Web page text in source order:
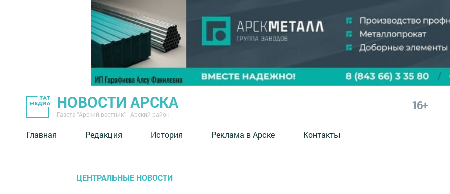
НОВОСТИ АРСКА
Газета "Арский вестник" - Арский район
16+
Главная Редакция История Реклама в Арске Контакты
ЦЕНТРАЛЬНЫЕ НОВОСТИ